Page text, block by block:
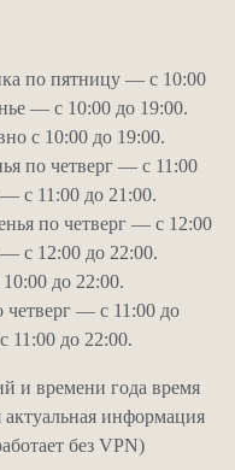
по пятницу — с 10:00
— с 10:00 до 19:00.
с 10:00 до 19:00.
по четверг — с 11:00
с 11:00 до 21:00.
по четверг — с 12:00
с 12:00 до 22:00.
до 22:00.
четверг — с 11:00 до
11:00 до 22:00.
и времени года время
информация
без VPN)